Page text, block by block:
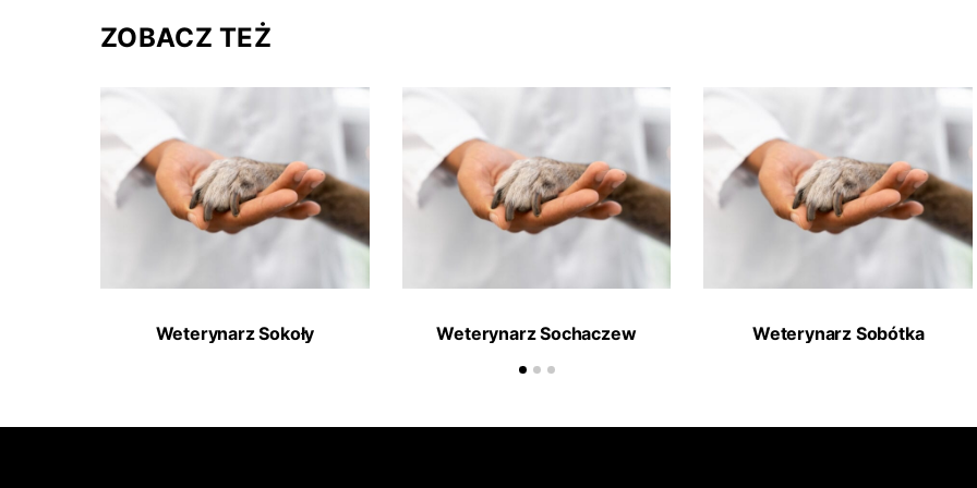
ZOBACZ TEŻ
Weterynarz Sokoły Weterynarz Sochaczew Weterynarz Sobótka